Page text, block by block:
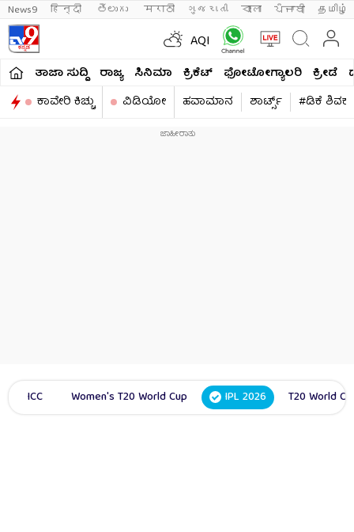
News9 हिन्दी తెలుగు मराठी ગુજરાતી বাংলা ਪੰਜਾਬੀ தமிழ்
AQI
ತಾಜಾ ಸುದ್ದಿ ರಾಜ್ಯ ಸಿನಿಮಾ ಕ್ರಿಕೆಟ್​ ಫೋಟೋಗ್ಯಾಲರಿ ಕ್ರೀಡೆ
ಕಾವೇರಿ ಕಿಚ್ಚು
ವಿಡಿಯೋ ಹವಾಮಾನ ಶಾರ್ಟ್ಸ್​ #ಡಿಕೆ
ICC Women's T20 World Cup IPL 2026 T20 World